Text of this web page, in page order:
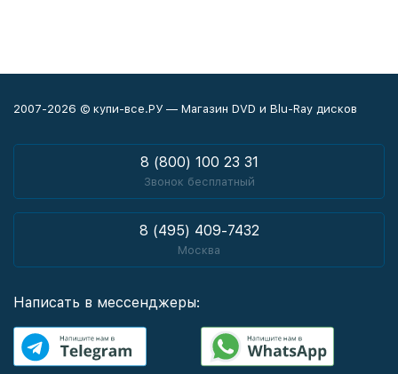
2007-2026 © купи-все.РУ — Магазин DVD и Blu-Ray дисков
8 (800) 100 23 31
Звонок бесплатный
8 (495) 409-7432
Москва
Написать в мессенджеры: